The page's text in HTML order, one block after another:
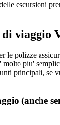
escursioni
di viaggio
le polizze
molto piu'
principali, se
(anche